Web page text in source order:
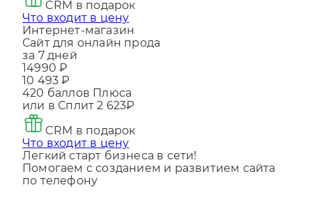
CRM в подарок
Что входит в цену
Интернет-магазин
Сайт для онлайн прода
за 7 дней
14990 ₽
10 493 ₽
420 баллов Плюса
или в Сплит
CRM в подарок
Что входит в цену
Легкий старт бизнеса в сети!
Помогаем с созданием и развитием сайта